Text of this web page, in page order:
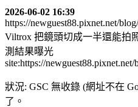
2026-06-02 16:39
https://newguest88.pixnet.net/
Viltrox 把鏡頭切成一半還能拍
測結果曝光
site:https://
狀況: GSC 無收錄 (網址不在
了。